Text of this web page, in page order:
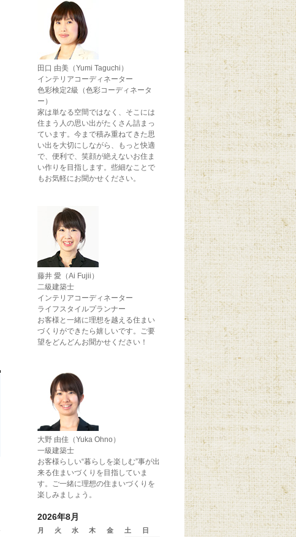
田口 由美（Yumi Taguchi）
インテリアコーディネーター
色彩検定2級（色彩コーディネータ
ー）
家は単なる空間ではなく、そこには
住まう人の思い出がたくさん詰まっ
ています。今まで積み重ねてきた思
い出を大切にしながら、もっと快適
で、便利で、笑顔が絶えないお住ま
い作りを目指します。些細なことで
もお気軽にお聞かせください。
藤井 愛（Ai Fujii）
二級建築士
インテリアコーディネーター
ライフスタイルプランナー
お客様と一緒に理想を越える住まい
づくりができたら嬉しいです。ご要
望をどんどんお聞かせください！
大野 由佳（Yuka Ohno）
一級建築士
お客様らしい“暮らしを楽しむ”事が出
来る住まいづくりを目指していま
す。ご一緒に理想の住まいづくりを
楽しみましょう。
2026年8月
月 火 水 木 金 土 日